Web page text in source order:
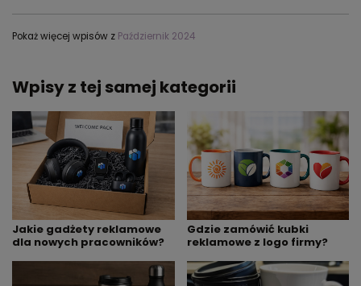
Pokaż więcej wpisów z Październik 2024
Wpisy z tej samej kategorii
Jakie gadżety reklamowe
dla nowych pracowników?
Gdzie zamówić kubki
reklamowe z logo firmy?